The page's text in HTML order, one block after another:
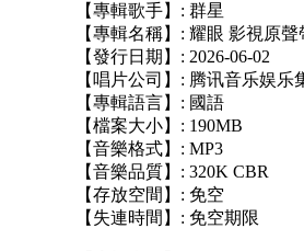
【專輯歌手】: 群星
【專輯名稱】: 耀眼 影視原聲
【發行日期】: 2026-06-02
【唱片公司】: 腾讯音乐娱
【專輯語言】: 國語
【檔案大小】: 190MB
【音樂格式】: MP3
【音樂品質】: 320K CBR
【存放空間】: 免空
【失連時間】: 免空期限